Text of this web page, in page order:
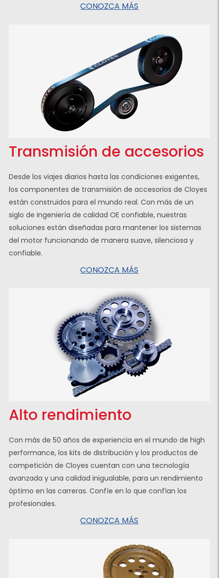
CONOZCA MÁS
Transmisión de accesorios
Desde los viajes diarios hasta las condiciones exigentes,
los componentes de transmisión de accesorios de Cloyes
están construidos para el mundo real. Con más de un
siglo de ingeniería de calidad OE confiable, nuestras
soluciones están diseñadas para mantener los sistemas
del motor funcionando de manera suave, silenciosa y
confiable.
CONOZCA MÁS
Alto rendimiento
Con más de 50 años de experiencia en el mundo de high
performance, los kits de distribución y los productos de
competición de Cloyes cuentan con una tecnología
avanzada y una calidad inigualable, para un rendimiento
óptimo en las carreras. Confíe en lo que confían los
profesionales.
CONOZCA MÁS